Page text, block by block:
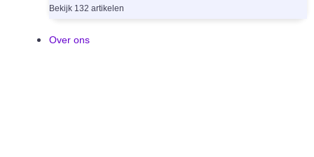
Bekijk 132 artikelen
Over ons